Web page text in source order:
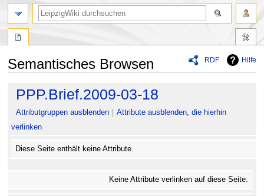
RDF Hilfe
Semantisches Browsen
Navigation
springen
Suche
springen
PPP.Brief.2009-03-18
Attributgruppen ausblenden
Attribute ausblenden, die hierhin
verlinken
Diese Seite enthält keine Attribute.
Keine Attribute verlinken auf diese Seite.